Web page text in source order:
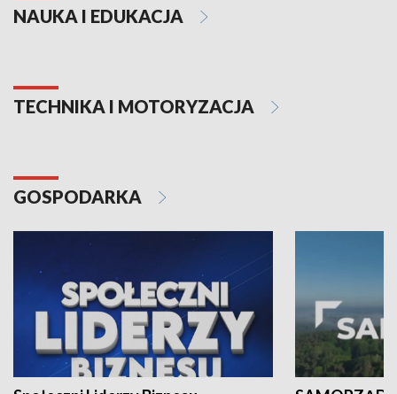
NAUKA I EDUKACJA
TECHNIKA I MOTORYZACJA
GOSPODARKA